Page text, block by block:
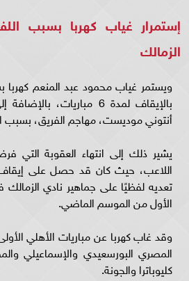
إستمرار غياب كهربا بسبب
الزمالك
ويستمر غياب محمود عبد المنعم كهربا
بالإيقاف لمدة 6
أنتوني موديست، مهاجم الفريق، بسبب
يشير ذلك إلى انتهاء العقوبة التي
تعديه لفظيًا على جماهير نادي الزمالك
الأول من الموسم الماضي.
وقد غاب كهربا عن مباريات الأهلي
المصري البورسعيدي والإسماعيلي
كليوباترا والجونة.